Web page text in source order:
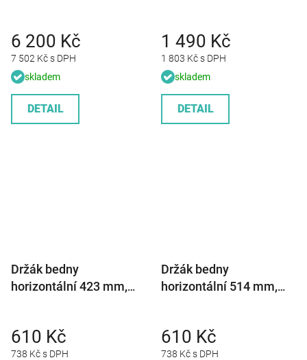
7 502 Kč s DPH
6 200 Kč
skladem
DETAIL
1 803 Kč s DPH
1 490 Kč
skladem
DETAIL
Držák bedny
horizontální 423 mm,
738 Kč s DPH
610 Kč
Držák bedny
horizontální 514 mm,
738 Kč s DPH
610 Kč